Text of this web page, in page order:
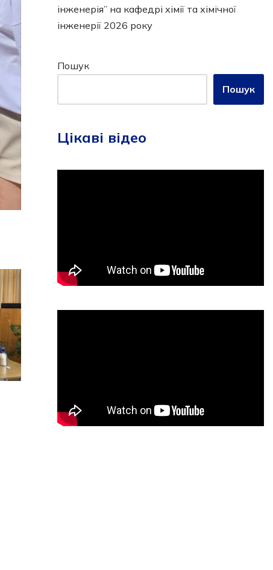
інженерія” на кафедрі хімії та хімічної
інженерії 2026 року
Пошук
Пошук
Цікаві відео